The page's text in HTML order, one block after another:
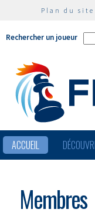
Plan du site
Rechercher un joueur
ACCUEIL
Membres